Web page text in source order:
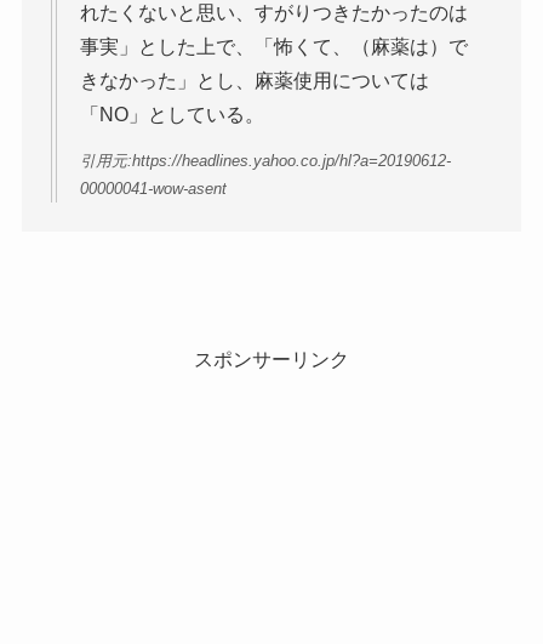
れたくないと思い、すがりつきたかったのは
事実」とした上で、「怖くて、（麻薬は）で
きなかった」とし、麻薬使用については
「NO」としている。
引用元:https://headlines.yahoo.co.jp/hl?a=20190612-
00000041-wow-asent
スポンサーリンク